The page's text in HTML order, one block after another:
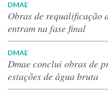
DMAE
Obras de requalificação
entram na fase final
DMAE
Dmae conclui obras de
estações de água bruta